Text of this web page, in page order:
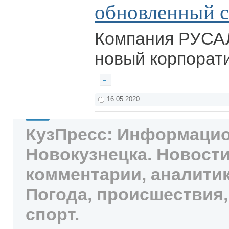
обновленный
Компания
новый
16.05.2020
КузПресс:
Новокузнецка.
комментарии,
Погода,
спорт.